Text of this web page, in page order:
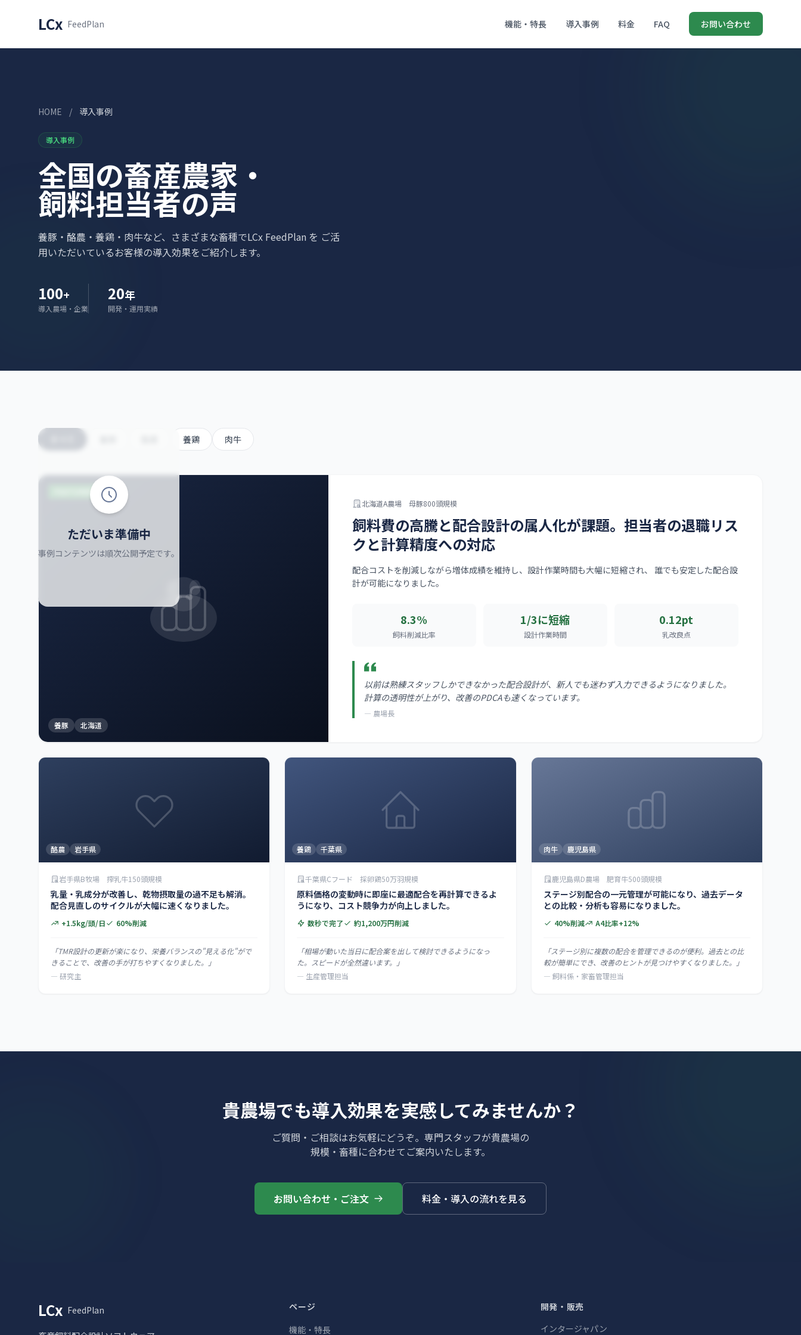
LCx FeedPlan 機能・特長 導入事例 料金 FAQ お問い合わせ
HOME / 導入事例
導入事例
全国の畜産農家・
飼料担当者の声
養豚・酪農・養鶏・肉牛など、さまざまな畜種でLCx FeedPlan を ご活
用いただいているお客様の導入効果をご紹介します。
100+
導入農場・企業
20年
開発・運用実績
ただいま準備中
事例コンテンツは順次公開予定です。
養鶏 肉牛
FEATURED
養豚 北海道
北海道A農場 母豚800頭規模
飼料費の高騰と配合設計の属人化が課題。担当者の退職リス
クと計算精度への対応
配合コストを削減しながら増体成績を維持し、設計作業時間も大幅に短縮され、 誰でも安定した配合設
計が可能になりました。
8.3%
飼料削減比率
1/3に短縮
設計作業時間
0.12pt
乳改良点
以前は熟練スタッフしかできなかった配合設計が、新人でも迷わず入力できるようになりました。
計算の透明性が上がり、改善のPDCAも速くなっています。
— 農場長
酪農 岩手県
岩手県B牧場 搾乳牛150頭規模
乳量・乳成分が改善し、乾物摂取量の過不足も解消。
配合見直しのサイクルが大幅に速くなりました。
+1.5kg/頭/日 60%削減
「TMR設計の更新が楽になり、栄養バランスの"見える化"がで
きることで、改善の手が打ちやすくなりました。」
— 研究主
養鶏 千葉県
千葉県Cフード 採卵鶏50万羽規模
原料価格の変動時に即座に最適配合を再計算できるよ
うになり、コスト競争力が向上しました。
数秒で完了 約1,200万円削減
「相場が動いた当日に配合案を出して検討できるようになっ
た。スピードが全然違います。」
— 生産管理担当
肉牛 鹿児島県
鹿児島県D農場 肥育牛500頭規模
ステージ別配合の一元管理が可能になり、過去データ
との比較・分析も容易になりました。
40%削減 A4比率+12%
「ステージ別に複数の配合を管理できるのが便利。過去との比
較が簡単にでき、改善のヒントが見つけやすくなりました。」
— 飼料係・家畜管理担当
貴農場でも導入効果を実感してみませんか？
ご質問・ご相談はお気軽にどうぞ。専門スタッフが貴農場の
規模・畜種に合わせてご案内いたします。
お問い合わせ・ご注文 料金・導入の流れを見る
LCx FeedPlan
ページ
機能・特長
開発・販売
インタージャパン